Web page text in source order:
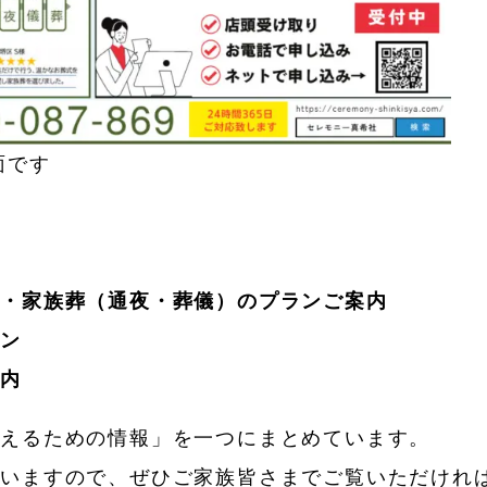
す
・家族葬（通夜・葬儀）のプランご案内
るための情報」を一つにまとめています。
ますので、ぜひご家族皆さまでご覧いただけれ